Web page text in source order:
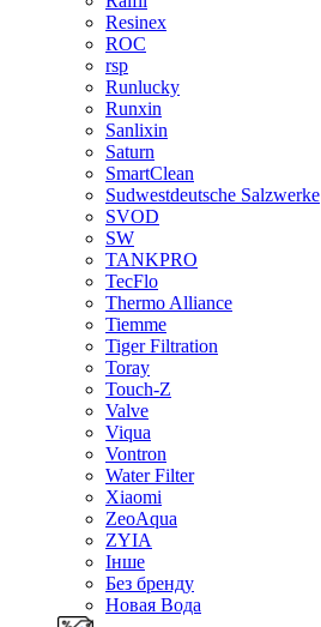
Resinex
ROC
rsp
Runlucky
Runxin
Sanlixin
Saturn
SmartClean
Sudwestdeutsche Salzwerke
SVOD
SW
TANKPRO
TecFlo
Thermo Alliance
Tiemme
Tiger Filtration
Toray
Touch-Z
Valve
Viqua
Vontron
Water Filter
Xiaomi
ZeoAqua
ZYIA
Інше
Без бренду
Новая Вода